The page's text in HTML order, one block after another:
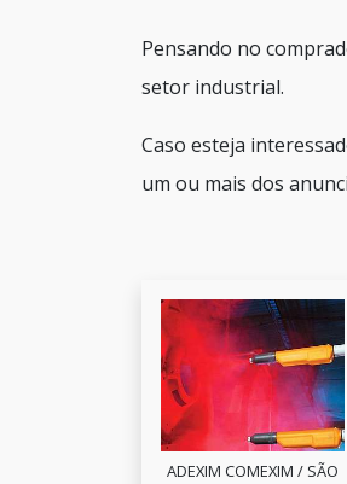
Pensando no
setor industrial.
Caso esteja
um ou mais dos
ADEXIM COMEXIM / SÃO